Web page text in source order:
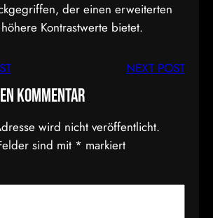
der einen erweiterten
Kontrastwerte bietet.
NEXT POST
Kommentar
wird nicht veröffentlicht.
sind mit * markiert